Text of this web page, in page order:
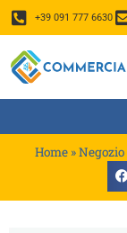
+39 091 777 6630
Home »Negozio